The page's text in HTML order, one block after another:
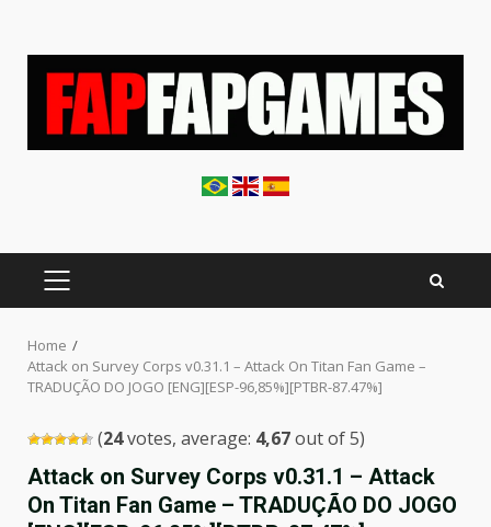
PRIMARY
MENU
Home
Attack on Survey Corps v0.31.1 – Attack On Titan Fan Game –
TRADUÇÃO DO JOGO [ENG][ESP-96,85%][PTBR-87.47%]
(24votes, average: 4,67out of 5)
Attack on Survey Corps v0.31.1 – Attack
On Titan Fan Game – TRADUÇÃO DO JOGO